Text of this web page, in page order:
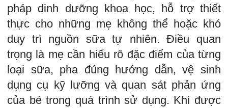
pháp dinh dưỡng khoa học, hỗ trợ thiết
thực cho những mẹ không thể hoặc khó
duy trì nguồn sữa tự nhiên. Điều quan
trọng là mẹ cần hiểu rõ đặc điểm của từng
loại sữa, pha đúng hướng dẫn, vệ sinh
dụng cụ kỹ lưỡng và quan sát phản ứng
của bé trong quá trình sử dụng. Khi được